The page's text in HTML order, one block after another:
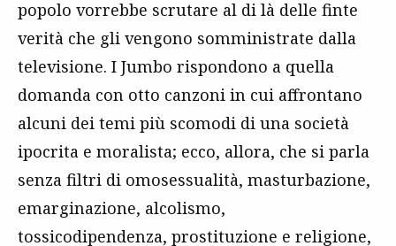
popolo vorrebbe scrutare al di là delle finte
verità che gli vengono somministrate dalla
televisione. I Jumbo rispondono a quella
domanda con otto canzoni in cui affrontano
alcuni dei temi più scomodi di una società
ipocrita e moralista; ecco, allora, che si parla
senza filtri di omosessualità, masturbazione,
emarginazione, alcolismo,
tossicodipendenza, prostituzione e religione,